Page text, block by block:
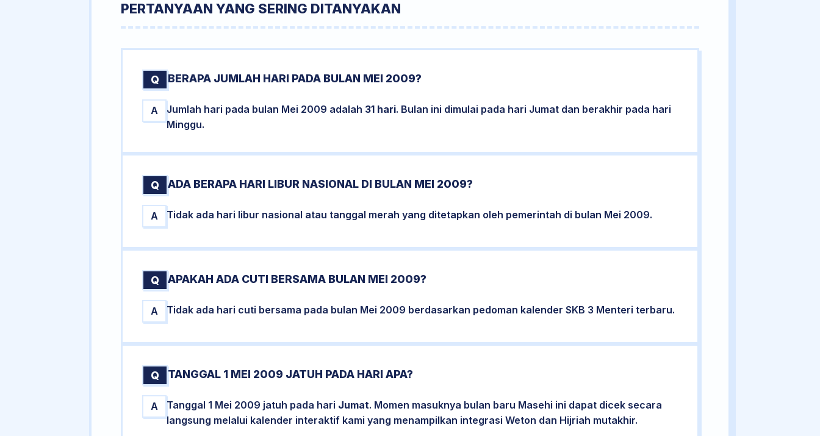
PERTANYAAN YANG SERING DITANYAKAN
Q BERAPA JUMLAH HARI PADA BULAN MEI 2009?
A Jumlah hari pada bulan Mei 2009 adalah 31 hari. Bulan ini dimulai pada hari Jumat dan berakhir pada hari
Minggu.
Q ADA BERAPA HARI LIBUR NASIONAL DI BULAN MEI 2009?
A Tidak ada hari libur nasional atau tanggal merah yang ditetapkan oleh pemerintah di bulan Mei 2009.
Q APAKAH ADA CUTI BERSAMA BULAN MEI 2009?
A Tidak ada hari cuti bersama pada bulan Mei 2009 berdasarkan pedoman kalender SKB 3 Menteri terbaru.
Q TANGGAL 1 MEI 2009 JATUH PADA HARI APA?
A Tanggal 1 Mei 2009 jatuh pada hari Jumat. Momen masuknya bulan baru Masehi ini dapat dicek secara
langsung melalui kalender interaktif kami yang menampilkan integrasi Weton dan Hijriah mutakhir.